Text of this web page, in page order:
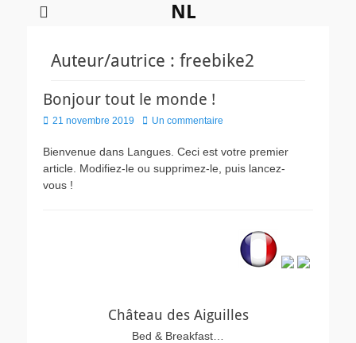
NL
Auteur/autrice : freebike2
Bonjour tout le monde !
Posted
21 novembre 2019 Un commentaire
Bienvenue dans Langues. Ceci est votre premier
article. Modifiez-le ou supprimez-le, puis lancez-
vous !
Château des Aiguilles
Bed & Breakfast…